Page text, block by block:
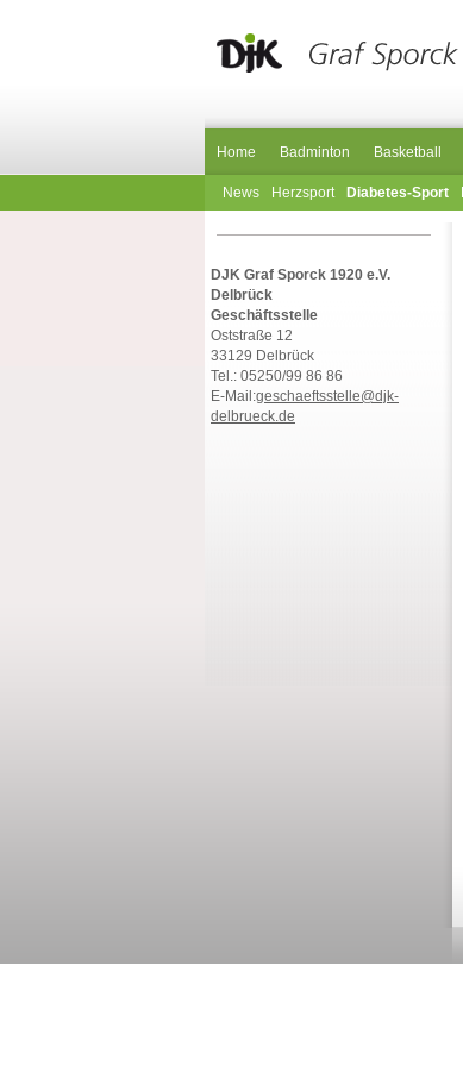
Home Badminton Basketball
News Herzsport Diabetes-Sport
DJK Graf Sporck 1920 e.V.
Delbrück
Geschäftsstelle
Oststraße 12
33129 Delbrück
Tel.: 05250/99 86 86
E-Mail:geschaeftsstelle@djk-
delbrueck.de